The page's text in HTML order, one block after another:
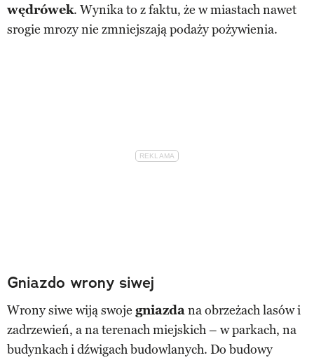
wędrówek. Wynika to z faktu, że w miastach nawet
srogie mrozy nie zmniejszają podaży pożywienia.
Gniazdo wrony siwej
Wrony siwe wiją swoje gniazdana obrzeżach lasów i
zadrzewień, a na terenach miejskich – w parkach, na
budynkach i dźwigach budowlanych. Do budowy